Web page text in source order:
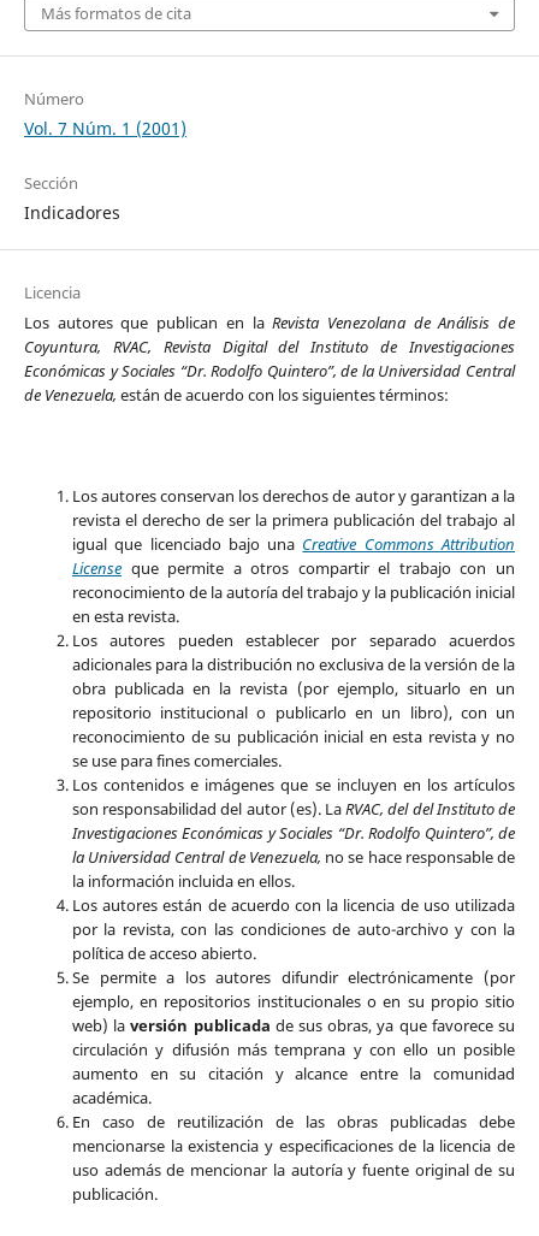
Más formatos de cita
Número
Vol. 7 Núm. 1 (2001)
Sección
Indicadores
Licencia
Los autores que publican en laRevista Venezolana de Análisis de
Coyuntura, RVAC, Revista Digital del Instituto de Investigaciones
Económicas y Sociales “Dr. Rodolfo Quintero”, de la Universidad Central
de Venezuela, están de acuerdo con los siguientes términos:
Los autores conservan los derechos de autor y garantizan a la
revista el derecho de ser la primera publicación del trabajo al
igual que licenciado bajo una Creative Commons Attribution
Licenseque permite a otros compartir el trabajo con un
reconocimiento de la autoría del trabajo y la publicación inicial
en esta revista.
Los autores pueden establecer por separado acuerdos
adicionales para la distribución no exclusiva de la versión de la
obra publicada en la revista (por ejemplo, situarlo en un
repositorio institucional o publicarlo en un libro), con un
reconocimiento de su publicación inicial en esta revista y no
se use para fines comerciales.
Los contenidos e imágenes que se incluyen en los artículos
son responsabilidad del autor (es). LaRVAC, del del Instituto de
Investigaciones Económicas y Sociales “Dr. Rodolfo Quintero”, de
la Universidad Central de Venezuela, no se hace responsable de
la información incluida en ellos.
Los autores están de acuerdo con la licencia de uso utilizada
por la revista, con las condiciones de auto-archivo y con la
política de acceso abierto.
Se permite a los autores difundir electrónicamente (por
ejemplo, en repositorios institucionales o en su propio sitio
web) laversión publicada de sus obras, ya que favorece su
circulación y difusión más temprana y con ello un posible
aumento en su citación y alcance entre la comunidad
académica.
En caso de reutilización de las obras publicadas debe
mencionarse la existencia y especificaciones de la licencia de
uso además de mencionar la autoría y fuente original de su
publicación.